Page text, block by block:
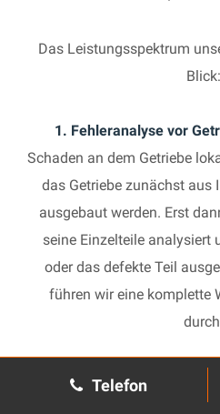
Telefon
Das Leistungsspektrum
Blick:
1. Fehleranalyse vor
Schaden an dem Getriebe
das Getriebe zunächst aus
ausgebaut werden. Erst
seine Einzelteile analysiert
oder das defekte Teil
führen wir eine komplette
2. Manuelles Getriebe:
Die
Schaltgetriebes ist äußerst